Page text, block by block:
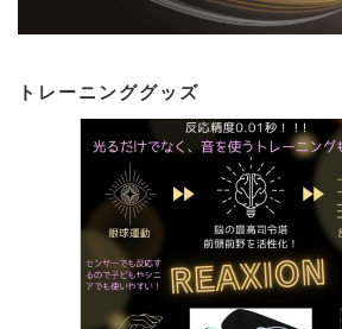
トレーニンググッズ